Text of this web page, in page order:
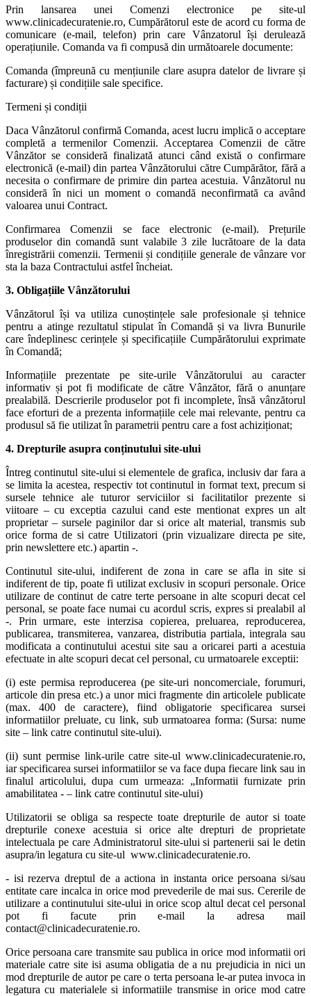
Prin lansarea unei Comenzi electronice pe site-ul
www.clinicadecuratenie.ro, Cumpărătorul este de acord cu forma de
comunicare (e-mail, telefon) prin care Vânzatorul își derulează
operațiunile. Comanda va fi compusă din următoarele documente:
Comanda (împreună cu mențiunile clare asupra datelor de livrare și
facturare) și condițiile sale specifice.
Termeni și condiții
Daca Vânzătorul confirmă Comanda, acest lucru implică o acceptare
completă a termenilor Comenzii. Acceptarea Comenzii de către
Vânzător se consideră finalizată atunci când există o confirmare
electronică (e-mail) din partea Vânzătorului către Cumpărător, fără a
necesita o confirmare de primire din partea acestuia. Vânzătorul nu
consideră în nici un moment o comandă neconfirmată ca având
valoarea unui Contract.
Confirmarea Comenzii se face electronic (e-mail). Prețurile
produselor din comandă sunt valabile 3 zile lucrătoare de la data
înregistrării comenzii. Termenii și condițiile generale de vânzare vor
sta la baza Contractului astfel încheiat.
3. Obligațiile Vânzătorului
Vânzătorul își va utiliza cunoștințele sale profesionale și tehnice
pentru a atinge rezultatul stipulat în Comandă și va livra Bunurile
care îndeplinesc cerințele și specificațiile Cumpărătorului exprimate
în Comandă;
Informațiile prezentate pe site-urile Vânzătorului au caracter
informativ și pot fi modificate de către Vânzător, fără o anunțare
prealabilă. Descrierile produselor pot fi incomplete, însă vânzătorul
face eforturi de a prezenta informațiile cele mai relevante, pentru ca
produsul să fie utilizat în parametrii pentru care a fost achiziționat;
4. Drepturile asupra conținutului site-ului
Întreg continutul site-ului si elementele de grafica, inclusiv dar fara a
se limita la acestea, respectiv tot continutul in format text, precum si
sursele tehnice ale tuturor serviciilor si facilitatilor prezente si
viitoare – cu exceptia cazului cand este mentionat expres un alt
proprietar – sursele paginilor dar si orice alt material, transmis sub
orice forma de si catre Utilizatori (prin vizualizare directa pe site,
prin newslettere etc.) apartin -.
Continutul site-ului, indiferent de zona in care se afla in site si
indiferent de tip, poate fi utilizat exclusiv in scopuri personale. Orice
utilizare de continut de catre terte persoane in alte scopuri decat cel
personal, se poate face numai cu acordul scris, expres si prealabil al
-. Prin urmare, este interzisa copierea, preluarea, reproducerea,
publicarea, transmiterea, vanzarea, distributia partiala, integrala sau
modificata a continutului acestui site sau a oricarei parti a acestuia
efectuate in alte scopuri decat cel personal, cu urmatoarele exceptii:
(i) este permisa reproducerea (pe site-uri noncomerciale, forumuri,
articole din presa etc.) a unor mici fragmente din articolele publicate
(max. 400 de caractere), fiind obligatorie specificarea sursei
informatiilor preluate, cu link, sub urmatoarea forma: (Sursa: nume
site – link catre continutul site-ului).
(ii) sunt permise link-urile catre site-ul www.clinicadecuratenie.ro,
iar specificarea sursei informatiilor se va face dupa fiecare link sau in
finalul articolului, dupa cum urmeaza: „Informatii furnizate prin
amabilitatea - – link catre continutul site-ului)
Utilizatorii se obliga sa respecte toate drepturile de autor si toate
drepturile conexe acestuia si orice alte drepturi de proprietate
intelectuala pe care Administratorul site-ului si partenerii sai le detin
asupra/in legatura cu site-ul www.clinicadecuratenie.ro.
- isi rezerva dreptul de a actiona in instanta orice persoana si/sau
entitate care incalca in orice mod prevederile de mai sus. Cererile de
utilizare a continutului site-ului in orice scop altul decat cel personal
pot fi facute prin e-mail la adresa mail
contact@clinicadecuratenie.ro.
Orice persoana care transmite sau publica in orice mod informatii ori
materiale catre site isi asuma obligatia de a nu prejudicia in nici un
mod drepturile de autor pe care o terta persoana le-ar putea invoca in
legatura cu materialele si informatiile transmise in orice mod catre